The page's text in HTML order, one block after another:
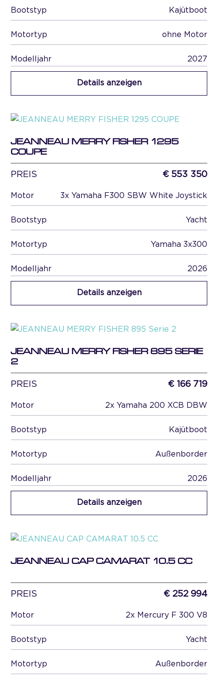
Bootstyp Kajütboot
Motortyp ohne Motor
Modelljahr 2027
Details anzeigen
JEANNEAU MERRY FISHER 1295
COUPE
PREIS € 553 350
Motor 3x Yamaha F300 SBW White Joystick
Bootstyp Yacht
Motortyp Yamaha 3x300
Modelljahr 2026
Details anzeigen
JEANNEAU MERRY FISHER 895 SERIE
2
PREIS € 166 719
Motor 2x Yamaha 200 XCB DBW
Bootstyp Kajütboot
Motortyp Außenborder
Modelljahr 2026
Details anzeigen
JEANNEAU CAP CAMARAT 10.5 CC
PREIS € 252 994
Motor 2x Mercury F 300 V8
Bootstyp Yacht
Motortyp Außenborder